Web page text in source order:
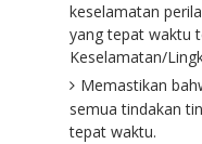
keselamatan
yang tepat waktu
Keselamatan/
Memastikan
semua tindakan
tepat waktu.